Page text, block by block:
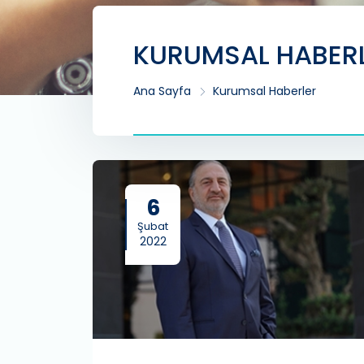
KURUMSAL
Ana Sayfa Kurumsal Haberler
6
Şubat
2022